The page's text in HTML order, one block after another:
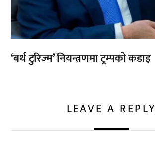
‘बर्थ टुरिज्म’ नियन्त्रणमा ट्रम्पको कडाइ
LEAVE A REPLY